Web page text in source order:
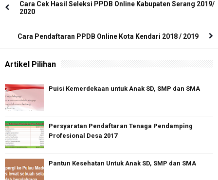
Cara Cek Hasil Seleksi PPDB Online Kabupaten Serang 2019/
2020
Cara Pendaftaran PPDB Online Kota Kendari 2018 / 2019
Artikel Pilihan
Puisi Kemerdekaan untuk Anak SD, SMP dan SMA
Persyaratan Pendaftaran Tenaga Pendamping
Profesional Desa 2017
Pantun Kesehatan Untuk Anak SD, SMP dan SMA